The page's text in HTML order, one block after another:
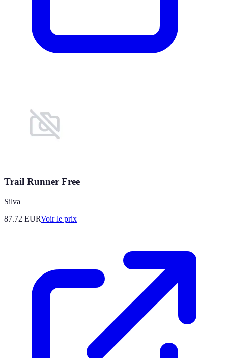
Trail Runner Free
Silva
87.72 EURVoir le prix